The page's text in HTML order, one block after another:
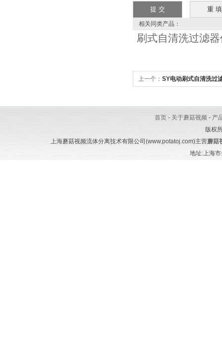
相关同类产品：
刷式自清洗过滤
上一个： SY电动刷式自清洗过
首页 - 关于蘑菇视频 - 产
版
上海蘑菇视频流体分离技术有限公司(www.potatoj.com)主营蘑菇
地址:上海